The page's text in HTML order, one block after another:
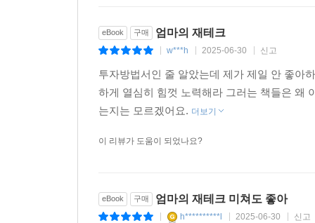
eBook 구매 엄마의 재테크
w***h 2025-06-30 신고
투자방법서인 줄 알았는데 제가 제일 안 좋아
하게 열심히 힘껏 노력해라 그러는 책들은 왜
는지는 모르겠어요. 더보기
이 리뷰가 도움이 되었나요?
eBook 구매 엄마의 재테크 미쳐도 좋아
h**********l 2025-06-30 신고